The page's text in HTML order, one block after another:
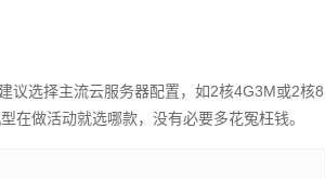
议选择主流云服务器配置，如2核4G3M或2核8
在做活动就选哪款，没有必要多花冤枉钱。